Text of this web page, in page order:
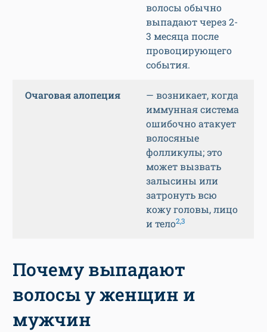
волосы обычно
выпадают через 2-
3 месяца после
провоцирующего
события.
Очаговая алопеция
— возникает, когда
иммунная система
ошибочно атакует
волосяные
фолликулы; это
может вызвать
залысины или
затронуть всю
кожу головы, лицо
и тело2,3
Почему выпадают
волосы у женщин и
мужчин